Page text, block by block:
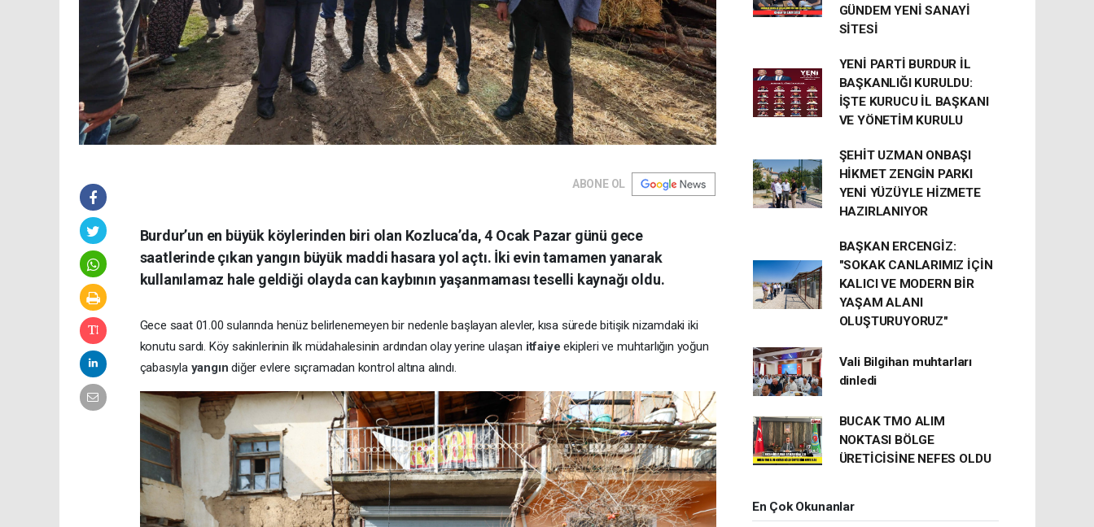
ABONE OL
Burdur’un en büyük köylerinden biri olan Kozluca’da, 4 Ocak Pazar günü gece
saatlerinde çıkan yangın büyük maddi hasara yol açtı. İki evin tamamen yanarak
kullanılamaz hale geldiği olayda can kaybının yaşanmaması teselli kaynağı oldu.
Gece saat 01.00 sularında henüz belirlenemeyen bir nedenle başlayan alevler, kısa sürede bitişik nizamdaki iki
konutu sardı. Köy sakinlerinin ilk müdahalesinin ardından olay yerine ulaşan itfaiyeekipleri ve muhtarlığın yoğun
çabasıyla yangındiğer evlere sıçramadan kontrol altına alındı.
GÜNDEM YENİ SANAYİ
SİTESİ
YENİ PARTİ BURDUR İL
BAŞKANLIĞI KURULDU:
İŞTE KURUCU İL BAŞKANI
VE YÖNETİM KURULU
ŞEHİT UZMAN ONBAŞI
HİKMET ZENGİN PARKI
YENİ YÜZÜYLE HİZMETE
HAZIRLANIYOR
BAŞKAN ERCENGİZ:
"SOKAK CANLARIMIZ İÇİN
KALICI VE MODERN BİR
YAŞAM ALANI
OLUŞTURUYORUZ"
Vali Bilgihan muhtarları
dinledi
BUCAK TMO ALIM
NOKTASI BÖLGE
ÜRETİCİSİNE NEFES OLDU
En Çok Okunanlar